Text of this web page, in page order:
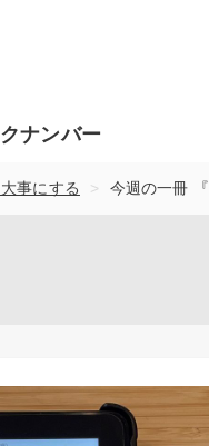
ナンバー
事にする > 今週の一冊